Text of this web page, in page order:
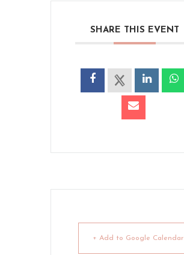
SHARE THIS EVENT
+ Add to Google Calendar